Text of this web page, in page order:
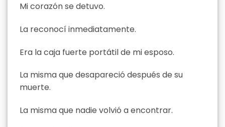
Mi corazón se detuvo.
La reconocí inmediatamente.
Era la caja fuerte portátil de mi esposo.
La misma que desapareció después de su
muerte.
La misma que nadie volvió a encontrar.